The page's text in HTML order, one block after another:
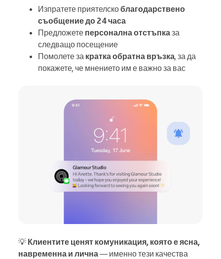
Изпратете приятелскоблагодарствено
съобщение до 24 часа
Предложете персонална отстъпказа
следващо посещение
Помолете за кратка обратна връзка, за да
покажете, че мнението им е важно за вас
💡 Клиентите ценят комуникация, която е ясна,
навременна и лична— именно тези качества